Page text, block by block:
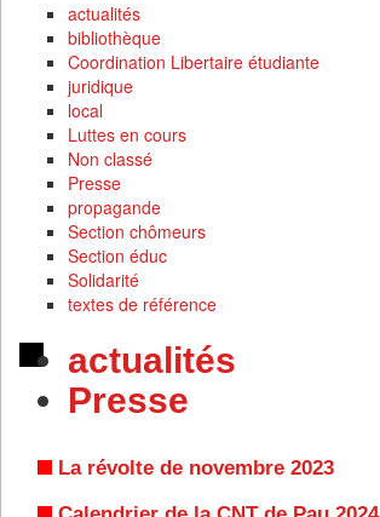
actualités
bibliothèque
Coordination Libertaire étudiante
juridique
local
Luttes en cours
Non classé
Presse
propagande
Section chômeurs
Section éduc
Solidarité
textes de référence
actualités
Presse
La révolte de novembre 2023